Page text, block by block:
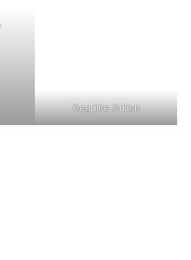
Gegrillte Grillen